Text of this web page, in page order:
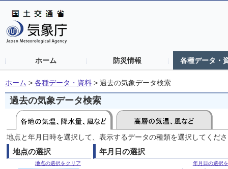
ホーム 防災情報 各種データ・
ホーム > 各種データ・資料 > 過去の気象データ検索
過去の気象データ検索
地点と年月日時を選択して、表示するデータの種類を選択してくだ
地点の選択
地点の選択をクリア
年月日の選択
年月日の選択